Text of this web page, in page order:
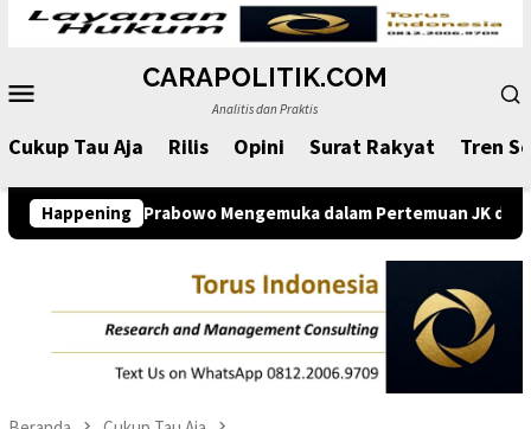
Loncat
konten
CARAPOLITIK.COM
Analitis dan Praktis
Cukup Tau Aja Rilis Opini Surat Rakyat Tren
Happening
Prabowo Mengemuka dalam Pertemuan JK dengan